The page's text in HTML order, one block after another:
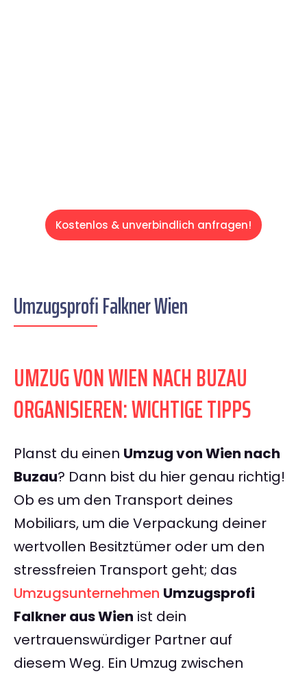
Kostenlos & unverbindlich anfragen!
Umzugsprofi Falkner Wien
UMZUG VON WIEN NACH BUZAU
ORGANISIEREN: WICHTIGE TIPPS
Planst du einen Umzug von Wien nach
Buzau? Dann bist du hier genau richtig!
Ob es um den Transport deines
Mobiliars, um die Verpackung deiner
wertvollen Besitztümer oder um den
stressfreien Transport geht; das
Umzugsunternehmen Umzugsprofi
Falkner aus Wien ist dein
vertrauenswürdiger Partner auf
diesem Weg. Ein Umzug zwischen